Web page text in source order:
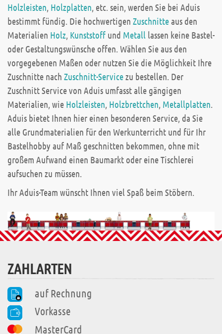
Holzleisten, Holzplatten, etc. sein, werden Sie bei Aduis
bestimmt fündig. Die hochwertigen Zuschnitteaus den
Materialien Holz, Kunststoff und Metall lassen keine Bastel-
oder Gestaltungswünsche offen. Wählen Sie aus den
vorgegebenen Maßen oder nutzen Sie die Möglichkeit Ihre
Zuschnitte nach Zuschnitt-Servicezu bestellen. Der
Zuschnitt Service von Aduis umfasst alle gängigen
Materialien, wie Holzleisten, Holzbrettchen, Metallplatten.
Aduis bietet Ihnen hier einen besonderen Service, da Sie
alle Grundmaterialien für den Werkunterricht und für Ihr
Bastelhobby auf Maß geschnitten bekommen, ohne mit
großem Aufwand einen Baumarkt oder eine Tischlerei
aufsuchen zu müssen.
Ihr Aduis-Team wünscht Ihnen viel Spaß beim Stöbern.
ZAHLARTEN
auf Rechnung
Vorkasse
MasterCard